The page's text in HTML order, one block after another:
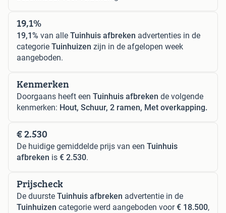
19,1%
19,1% van alle Tuinhuis afbreken advertenties in de
categorie Tuinhuizen zijn in de afgelopen week
aangeboden.
Kenmerken
Doorgaans heeft een Tuinhuis afbreken de volgende
kenmerken: Hout, Schuur, 2 ramen, Met overkapping.
€ 2.530
De huidige gemiddelde prijs van een Tuinhuis
afbreken is € 2.530.
Prijscheck
De duurste Tuinhuis afbreken advertentie in de
Tuinhuizen categorie werd aangeboden voor€ 18.500,